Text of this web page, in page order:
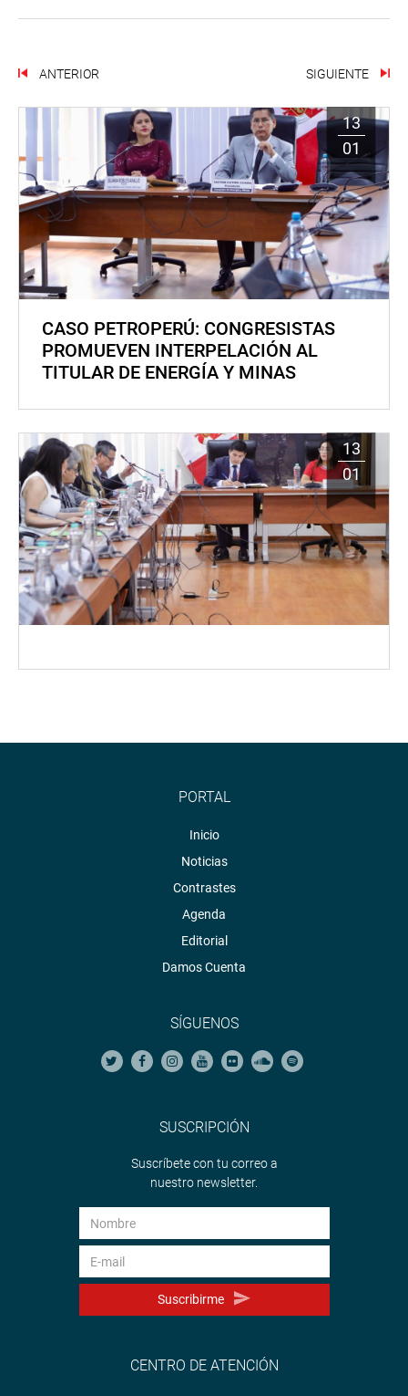
ANTERIOR SIGUIENTE
13
01
CASO PETROPERÚ: CONGRESISTAS
PROMUEVEN INTERPELACIÓN AL
TITULAR DE ENERGÍA Y MINAS
13
01
PORTAL
Inicio
Noticias
Contrastes
Agenda
Editorial
Damos Cuenta
SÍGUENOS
SUSCRIPCIÓN
Suscríbete con tu correo a
nuestro newsletter.
Suscribirme
CENTRO DE ATENCIÓN